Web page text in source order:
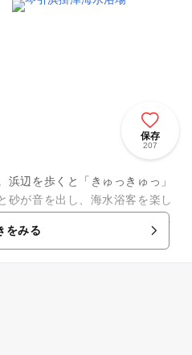
保存
207
浜辺を歩くと「きゅっきゅっ」
砂が音を出し、海水浴客を楽し
鳴き砂をより詳しく知ることの
をみる